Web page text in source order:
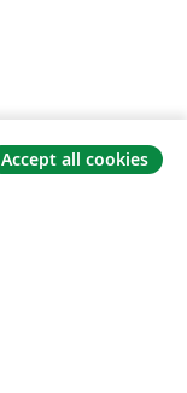
Accept all cookies